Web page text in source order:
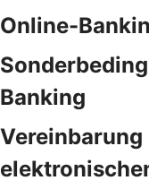
Online-
Banking